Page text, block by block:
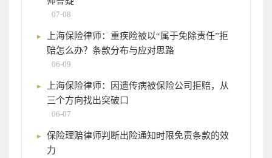
07-08
上海保险律师：重疾险被以“属于免除责任”拒
赔怎么办？条款分布与应对思路
06-09
上海保险律师：因遗传病被保险公司拒赔，从
三个方向找出突破口
06-07
保险理赔律师判断出险通知时限免责条款的效
力